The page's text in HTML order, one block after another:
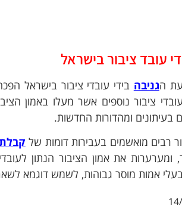
עובד ציבור בישראל
הגניבה בידי עובדי ציבור בישראל
ציבור נוספים אשר מעלו באמון
ומהדורות החדשות.
רבים מואשמים בעבירות דומות של
ומערערות את אמון הציבור הנתון
אמות מוסר גבוהות, לשמש דוגמא